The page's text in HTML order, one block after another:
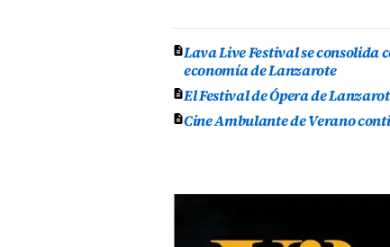
Lava Live Festival se
economía de Lanzarote
El Festival de Ópera de
Cine Ambulante de Verano